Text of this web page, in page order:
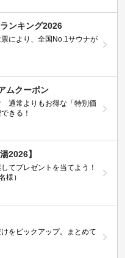
ンキング2026
により、全国No.1サウナが
ムクーポン
通常よりもお得な「特別価
きる！
2026】
てプレゼントを当てよう！
様）
をピックアップ。まとめて